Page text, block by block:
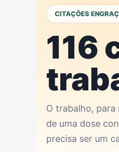
CITAÇÕES
116
O trabalho, para
de uma dose
precisa ser um